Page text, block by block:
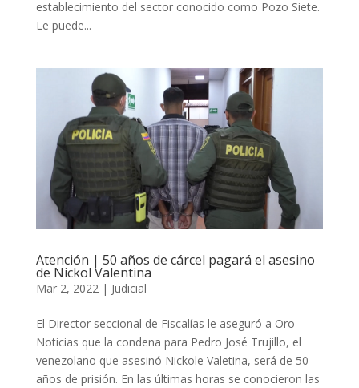
establecimiento del sector conocido como Pozo Siete.
Le puede...
Atención | 50 años de cárcel pagará el asesino
de Nickol Valentina
Mar 2, 2022| Judicial
El Director seccional de Fiscalías le aseguró a Oro
Noticias que la condena para Pedro José Trujillo, el
venezolano que asesinó Nickole Valetina, será de 50
años de prisión. En las últimas horas se conocieron las